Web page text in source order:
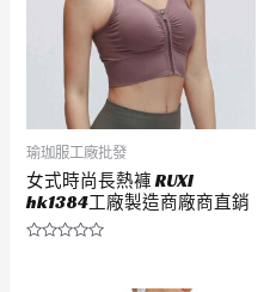
瑜珈服工廠批發
女式時尚長熱褲 RUXI
hk1384工廠製造商廠商直銷